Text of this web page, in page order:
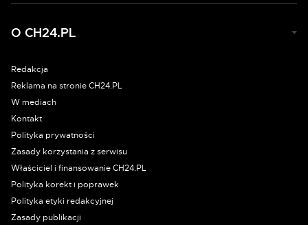
O CH24.PL
Redakcja
Reklama na stronie CH24.PL
W mediach
Kontakt
Polityka prywatności
Zasady korzystania z serwisu
Właściciel i finansowanie CH24.PL
Polityka korekt i poprawek
Polityka etyki redakcyjnej
Zasady publikacji